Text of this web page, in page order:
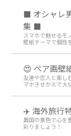
⬛ オシャレ
集 ⬛
スマホで魅せるモ
壁紙テーマで個性
😍 ペア画壁
友達や恋人と楽し
マホきせかえで大
✈️ 海外旅行
異国の景色で心を
彩りましょう！